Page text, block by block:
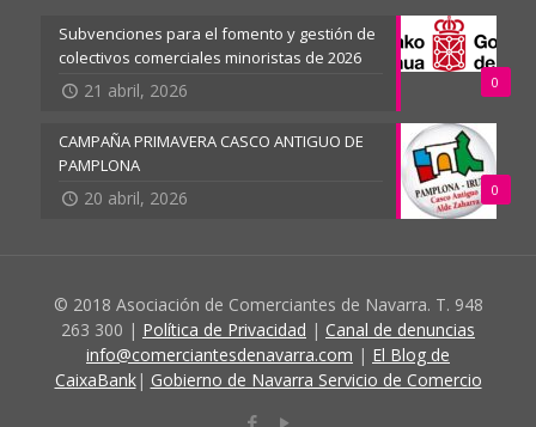
0
Subvenciones para el fomento y gestión de
colectivos comerciales minoristas de 2026
21 abril, 2026
0
CAMPAÑA PRIMAVERA CASCO ANTIGUO DE
PAMPLONA
20 abril, 2026
© 2018 Asociación de Comerciantes de Navarra. T. 948
263 300 | Política de Privacidad | Canal de denuncias
info@comerciantesdenavarra.com | El Blog de
CaixaBank| Gobierno de Navarra Servicio de Comercio